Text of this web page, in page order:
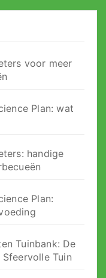
voor meer
Plan: wat
handige
Plan:
Tuinbank: De
Tuin